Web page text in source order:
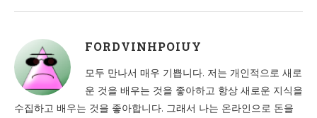
FORDVINHPOIUY
모두 만나서 매우 기쁩니다. 저는 개인적으로 새로
운 것을 배우는 것을 좋아하고 항상 새로운 지식을
수집하고 배우는 것을 좋아합니다. 그래서 나는 온라인으로 돈을